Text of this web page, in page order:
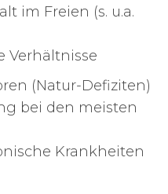
im Freien (s. u.a.
Verhältnisse
(Natur-Defiziten)
bei den meisten
Krankheiten